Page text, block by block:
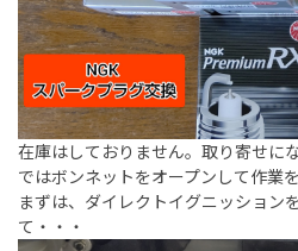
在庫はしておりません。取り寄せにな
ではボンネットをオープンして作業
まずは、ダイレクトイグニッション
て・・・